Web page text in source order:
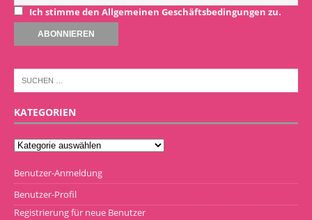
Ich stimme den Allgemeinen Geschäftsbedingungen zu.
KATEGORIEN
Benutzer-Anmeldung
Benutzer-Profil
Registrierung für neue Benutzer